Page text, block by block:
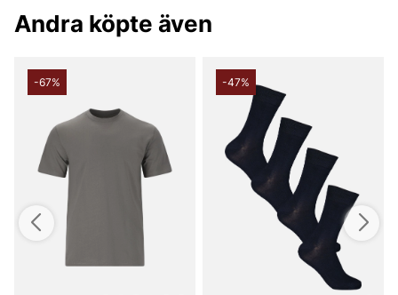
Andra köpte även
-67% -47%